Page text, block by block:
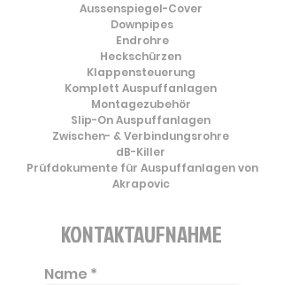
Aussenspiegel-Cover
Downpipes
Endrohre
Heckschürzen
Klappensteuerung
Komplett Auspuffanlagen
Montagezubehör
Slip-On Auspuffanlagen
Zwischen- & Verbindungsrohre
dB-Killer
Prüfdokumente für Auspuffanlagen von
Akrapovic
KONTAKTAUFNAHME
Name